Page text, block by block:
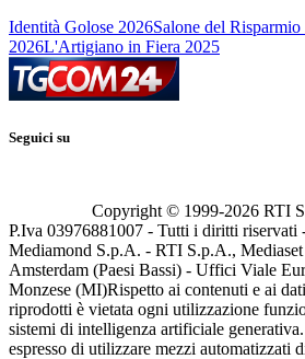
Identità Golose 2026Salone del Risparmio
2026L'Artigiano in Fiera 2025
Seguici su
Copyright © 1999-2026 RTI
P.Iva 03976881007 - Tutti i diritti riservati
Mediamond S.p.A. - RTI S.p.A., Mediaset
Amsterdam (Paesi Bassi) - Uffici Viale
Monzese (MI)Rispetto ai contenuti e ai
riprodotti è vietata ogni utilizzazione
sistemi di intelligenza artificiale
espresso di utilizzare mezzi automatizzati